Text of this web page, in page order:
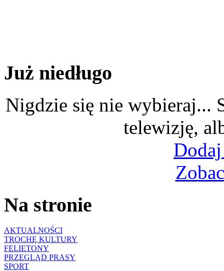
Już niedługo
Nigdzie się nie wybieraj...
telewizję,
Na stronie
AKTUALNOŚCI
TROCHĘ KULTURY
FELIETONY
PRZEGLĄD PRASY
SPORT